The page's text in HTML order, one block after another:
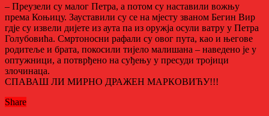
– Преузели су малог Петра, а потом су наставили вожњу
према Коњицу. Зауставили су се на мјесту званом Бегин Вир
гдје су извели дијете из аута па из оружја осули ватру у Петра
Голубовића. Смртоносни рафали су овог пута, као и његове
родитеље и брата, покосили тијело малишана – наведено је у
оптужници, а потврђено на суђењу у пресуди тројици
злочинаца.
СПАВАШ ЛИ МИРНО ДРАЖЕН МАРКОВИЋУ!!!
Share